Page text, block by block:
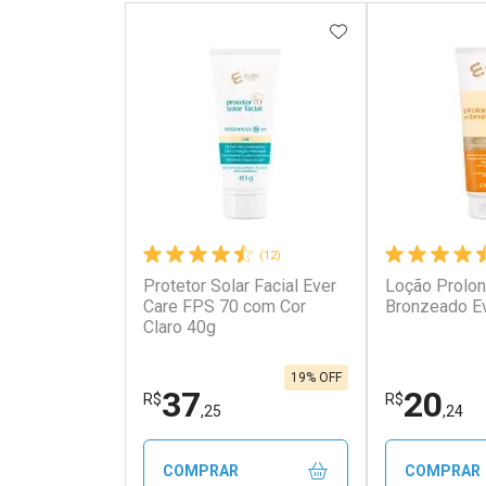
Ativar Desconto
Por R$ 302,99/cada
Por R$ 302,99/cada
Ativar
Por R$
Por R$
(12)
Protetor Solar Facial Ever
Care FPS 70 com Cor
Claro 40g
R$37,25
19% OFF
ADICIONAR AOS
COMPRAR
Loção
Bronzeado
R$20,24
COMPRAR